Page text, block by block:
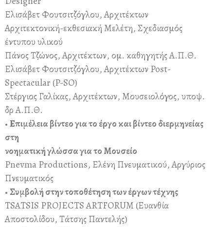
Ελισάβετ Φουτσιτζόγλου, Αρχιτέκτων
Αρχιτεκτονική-εκθεσιακή Μελέτη, Σχεδιασμός
έντυπου υλικού
Πάνος Τζώνος, Αρχιτέκτων, ομ. καθηγητής Α.Π.Θ.
Ελισάβετ Φουτσιτζόγλου, Αρχιτέκτων Post-
Spectacular (P-SO)
Στέργιος Γαλίκας, Αρχιτέκτων, Μουσειολόγος, υποψ.
δρ Α.Π.Θ.
•Επιμέλεια βίντεο για το έργο και βίντεο διερμηνείας
στη
νοηματική γλώσσα για το Μουσείο
Pnevma Productions, Ελένη Πνευματικού, Αργύριος
Πνευματικός
•Συμβολή στην τοποθέτηση των έργων τέχνης
TSATSIS PROJECTS ARTFORUM (Ευανθία
Αποστολίδου, Τάτσης Παντελής)